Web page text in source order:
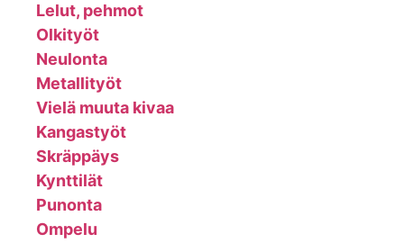
Lelut, pehmot
Olkityöt
Neulonta
Metallityöt
Vielä muuta kivaa
Kangastyöt
Skräppäys
Kynttilät
Punonta
Ompelu